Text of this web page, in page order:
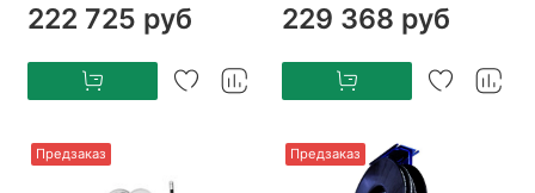
222 725 руб 229 368 руб
Предзаказ Предзаказ